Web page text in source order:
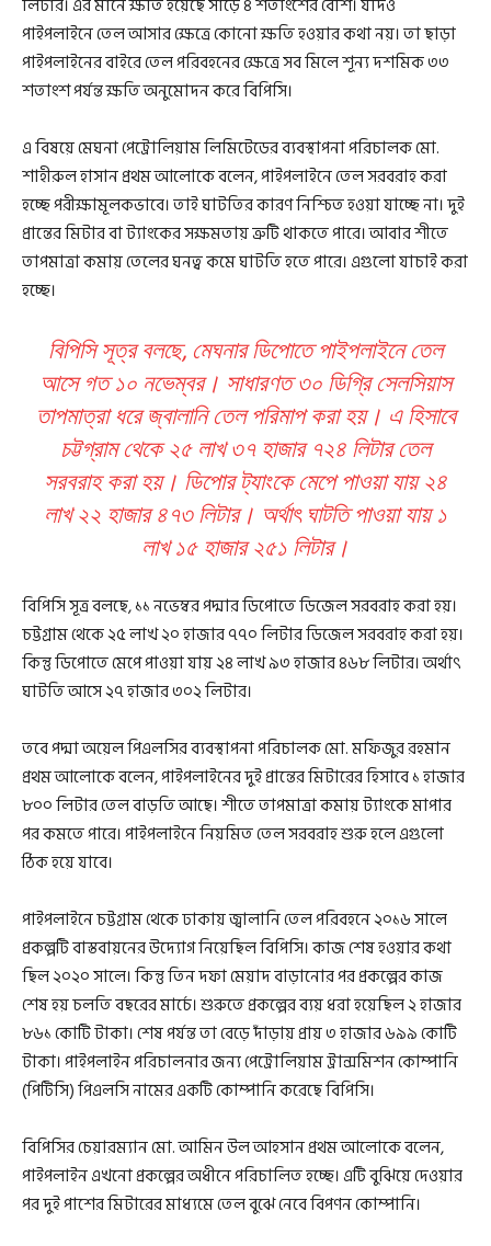
লিটার। এর মানে ক্ষতি হয়েছে সাড়ে ৪ শতাংশের বেশি। যদিও
পাইপলাইনে তেল আসার ক্ষেত্রে কোনো ক্ষতি হওয়ার কথা নয়। তা ছাড়া
পাইপলাইনের বাইরে তেল পরিবহনের ক্ষেত্রে সব মিলে শূন্য দশমিক ৩৩
শতাংশ পর্যন্ত ক্ষতি অনুমোদন করে বিপিসি।
এ বিষয়ে মেঘনা পেট্রোলিয়াম লিমিটেডের ব্যবস্থাপনা পরিচালক মো.
শাহীরুল হাসান প্রথম আলোকে বলেন, পাইপলাইনে তেল সরবরাহ করা
হচ্ছে পরীক্ষামূলকভাবে। তাই ঘাটতির কারণ নিশ্চিত হওয়া যাচ্ছে না। দুই
প্রান্তের মিটার বা ট্যাংকের সক্ষমতায় ত্রুটি থাকতে পারে। আবার শীতে
তাপমাত্রা কমায় তেলের ঘনত্ব কমে ঘাটতি হতে পারে। এগুলো যাচাই করা
হচ্ছে।
বিপিসি সূত্র বলছে, মেঘনার ডিপোতে পাইপলাইনে তেল
আসে গত ১০ নভেম্বর। সাধারণত ৩০ ডিগ্রি সেলসিয়াস
তাপমাত্রা ধরে জ্বালানি তেল পরিমাপ করা হয়। এ হিসাবে
চট্টগ্রাম থেকে ২৫ লাখ ৩৭ হাজার ৭২৪ লিটার তেল
সরবরাহ করা হয়। ডিপোর ট্যাংকে মেপে পাওয়া যায় ২৪
লাখ ২২ হাজার ৪৭৩ লিটার। অর্থাৎ ঘাটতি পাওয়া যায় ১
লাখ ১৫ হাজার ২৫১ লিটার।
বিপিসি সূত্র বলছে, ১১ নভেম্বর পদ্মার ডিপোতে ডিজেল সরবরাহ করা হয়।
চট্টগ্রাম থেকে ২৫ লাখ ২০ হাজার ৭৭০ লিটার ডিজেল সরবরাহ করা হয়।
কিন্তু ডিপোতে মেপে পাওয়া যায় ২৪ লাখ ৯৩ হাজার ৪৬৮ লিটার। অর্থাৎ
ঘাটতি আসে ২৭ হাজার ৩০২ লিটার।
তবে পদ্মা অয়েল পিএলসির ব্যবস্থাপনা পরিচালক মো. মফিজুর রহমান
প্রথম আলোকে বলেন, পাইপলাইনের দুই প্রান্তের মিটারের হিসাবে ১ হাজার
৮০০ লিটার তেল বাড়তি আছে। শীতে তাপমাত্রা কমায় ট্যাংকে মাপার
পর কমতে পারে। পাইপলাইনে নিয়মিত তেল সরবরাহ শুরু হলে এগুলো
ঠিক হয়ে যাবে।
পাইপলাইনে চট্টগ্রাম থেকে ঢাকায় জ্বালানি তেল পরিবহনে ২০১৬ সালে
প্রকল্পটি বাস্তবায়নের উদ্যোগ নিয়েছিল বিপিসি। কাজ শেষ হওয়ার কথা
ছিল ২০২০ সালে। কিন্তু তিন দফা মেয়াদ বাড়ানোর পর প্রকল্পের কাজ
শেষ হয় চলতি বছরের মার্চে। শুরুতে প্রকল্পের ব্যয় ধরা হয়েছিল ২ হাজার
৮৬১ কোটি টাকা। শেষ পর্যন্ত তা বেড়ে দাঁড়ায় প্রায় ৩ হাজার ৬৯৯ কোটি
টাকা। পাইপলাইন পরিচালনার জন্য পেট্রোলিয়াম ট্রান্সমিশন কোম্পানি
(পিটিসি) পিএলসি নামের একটি কোম্পানি করেছে বিপিসি।
বিপিসির চেয়ারম্যান মো. আমিন উল আহসান প্রথম আলোকে বলেন,
পাইপলাইন এখনো প্রকল্পের অধীনে পরিচালিত হচ্ছে। এটি বুঝিয়ে দেওয়ার
পর দুই পাশের মিটারের মাধ্যমে তেল বুঝে নেবে বিপণন কোম্পানি।